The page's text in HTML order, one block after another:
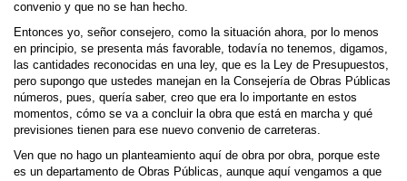
convenio y que no se han hecho.
Entonces yo, señor consejero, como la situación ahora, por lo menos
en principio, se presenta más favorable, todavía no tenemos, digamos,
las cantidades reconocidas en una ley, que es la Ley de Presupuestos,
pero supongo que ustedes manejan en la Consejería de Obras Públicas
números, pues, quería saber, creo que era lo importante en estos
momentos, cómo se va a concluir la obra que está en marcha y qué
previsiones tienen para ese nuevo convenio de carreteras.
Ven que no hago un planteamiento aquí de obra por obra, porque este
es un departamento de Obras Públicas, aunque aquí vengamos a que